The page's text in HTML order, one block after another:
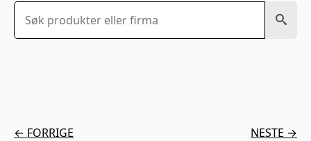
Søk
← FORRIGE NESTE →